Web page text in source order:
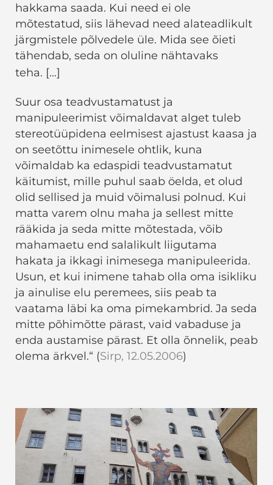
hakkama saada. Kui need ei ole
mõtestatud, siis lähevad need alateadlikult
järgmistele põlvedele üle. Mida see õieti
tähendab, seda on oluline nähtavaks
teha. […]
Suur osa teadvustamatust ja
manipuleerimist võimaldavat alget tuleb
stereotüüpidena eelmisest ajastust kaasa ja
on seetõttu inimesele ohtlik, kuna
võimaldab ka edaspidi teadvustamatut
käitumist, mille puhul saab öelda, et olud
olid sellised ja muid võimalusi polnud. Kui
matta varem olnu maha ja sellest mitte
rääkida ja seda mitte mõtestada, võib
mahamaetu end salalikult liigutama
hakata ja ikkagi inimesega manipuleerida.
Usun, et kui inimene tahab olla oma isikliku
ja ainulise elu peremees, siis peab ta
vaatama läbi ka oma pimekambrid. Ja seda
mitte põhimõtte pärast, vaid vabaduse ja
enda austamise pärast. Et olla õnnelik, peab
olema ärkvel.“ (Sirp, 12.05.2006)